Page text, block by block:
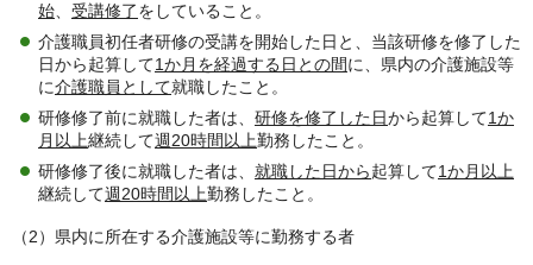
始
受講修了をしていること。
介護職員初任者研修の受講を開始した日と、当該研修を修了した
日から起算して1か月を経過する日との間に、県内の介護施設等
に介護職員として就職したこと。
研修修了前に就職した者は、 研修を修了した日から起算して1か
月以上継続して週20時間以上勤務したこと。
研修修了後に就職した者は、 就職した日から起算して1か月以上
継続して週20時間以上勤務したこと。
（2）県内に所在する介護施設等に勤務する者